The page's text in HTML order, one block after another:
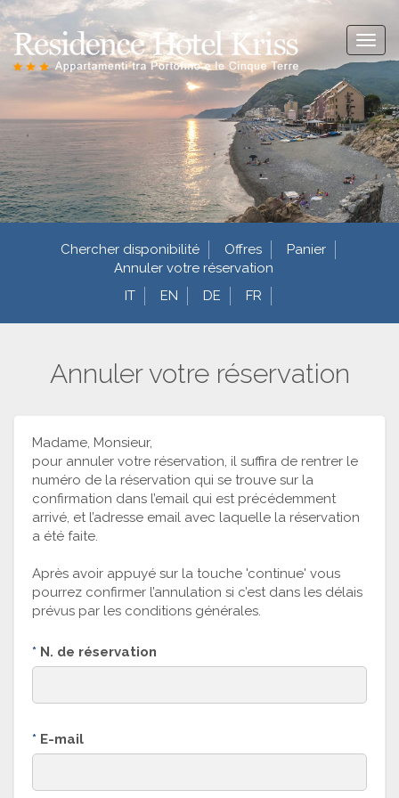
Toggle
Chercher disponibilité Offres
Panier
Annuler votre réservation
IT
EN DE FR
Annuler votre réservation
Madame, Monsieur,
pour annuler votre réservation, il suffira de rentrer le
numéro de la réservation qui se trouve sur la
confirmation dans l’email qui est précédemment
arrivé, et l’adresse email avec laquelle la réservation
a été faite.
Après avoir appuyé sur la touche 'continue' vous
pourrez confirmer l’annulation si c’est dans les délais
prévus par les conditions générales.
* N. de réservation
* E-mail